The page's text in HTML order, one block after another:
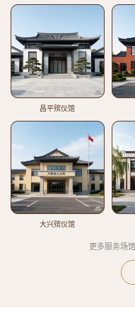
昌平殡仪馆
大兴殡仪馆
更多服务场